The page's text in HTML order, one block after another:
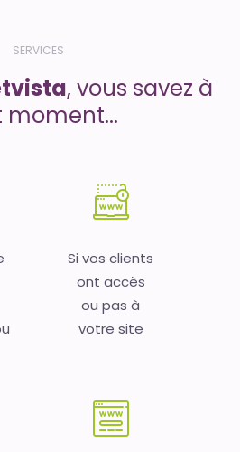
SERVICES
, vous savez à
moment...
Si vos clients
ont accès
ou pas à
votre site